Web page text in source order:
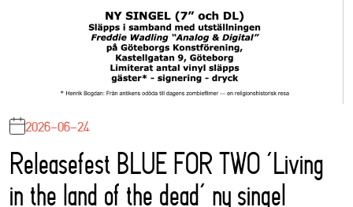
2026-06-24
Releasefest BLUE FOR TWO ‘Living
in the land of the dead’ ny singel